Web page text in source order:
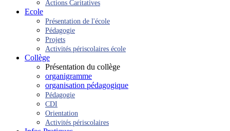
Actions Caritatives
Ecole
Présentation de l'école
Pédagogie
Projets
Activités périscolaires école
Collège
Présentation du collège
organigramme
organisation pédagogique
Pédagogie
CDI
Orientation
Activités périscolaires